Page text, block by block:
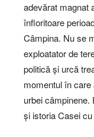
adevărat magnat
înfloritoare
Câmpina. Nu se
exploatator de
politică și urcă
momentul în care
urbei
și istoria Casei